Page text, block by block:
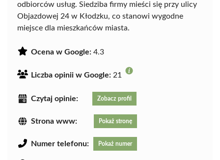
odbiorców usług. Siedziba firmy mieści się przy ulicy
Objazdowej 24 w Kłodzku, co stanowi wygodne
miejsce dla mieszkańców miasta.
Ocena w Google: 4.3
Liczba opinii w Google: 21
Czytaj opinie: Zobacz profil
Strona www: Pokaż stronę
Numer telefonu: Pokaż numer